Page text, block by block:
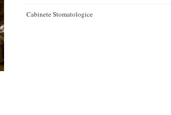
Cabinete Stomatologice